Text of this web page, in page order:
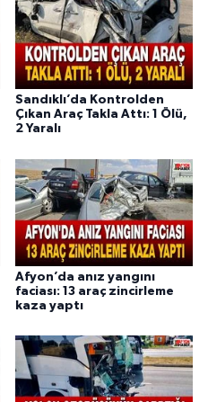
Sandıklı’da Kontrolden
Çıkan Araç Takla Attı: 1 Ölü,
2 Yaralı
Afyon’da anız yangını
faciası: 13 araç zincirleme
kaza yaptı